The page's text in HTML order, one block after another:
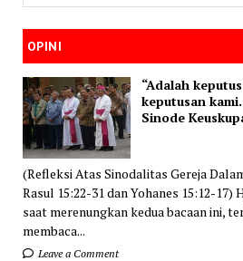
OPINI
“Adalah
keputusan
Sinode
(Refleksi Atas Sinodalitas Gereja
Rasul 15:22-31 dan Yohanes 15:12-17)
saat merenungkan kedua bacaan ini,
membaca...
Leave a Comment